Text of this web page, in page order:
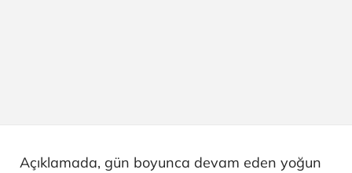
Açıklamada, gün boyunca devam eden yoğun